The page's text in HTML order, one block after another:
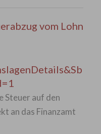
vom Lohn
Steuer auf den
an das Finanzamt